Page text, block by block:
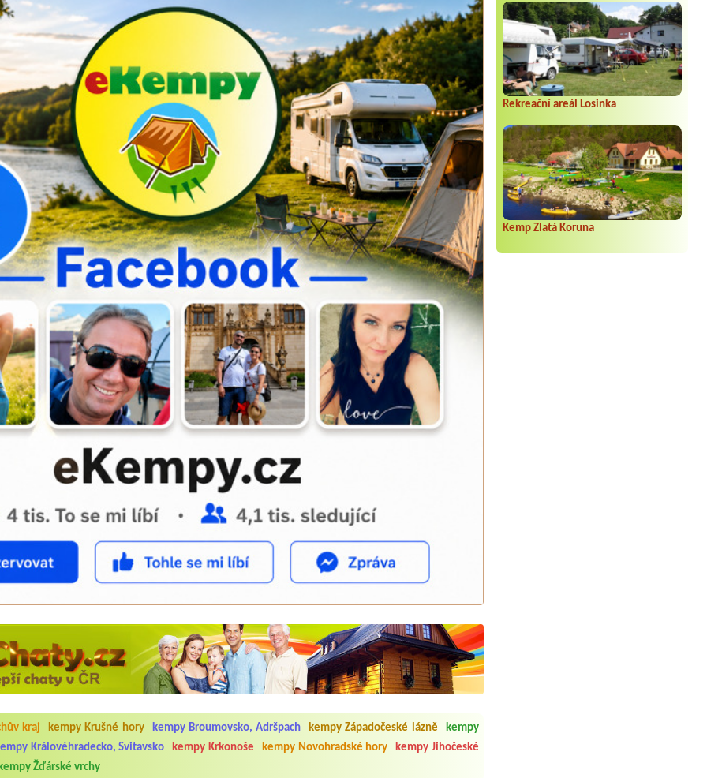
Rekreační areál Losinka
Kemp Zlatá Koruna
kraj kempy Krušné hory kempy Broumovsko, Adršpach kempy Západočeské lázně
kempy
Královéhradecko, Svitavsko kempy Krkonoše kempy Novohradské hory
kempy Jihočeské
kempy Žďárské vrchy
není samozřejmost. V kempu je obchod a restaurace, kebab a další občerstvení. Co nás ale
hluk z repráků u stanů a absolutní bezohlednost ostatních ubytovaných. Přes den jsem si připadala
hrála jiná hudba.Kemp pěkný, ale takový rámus jsme ještě nezažili...